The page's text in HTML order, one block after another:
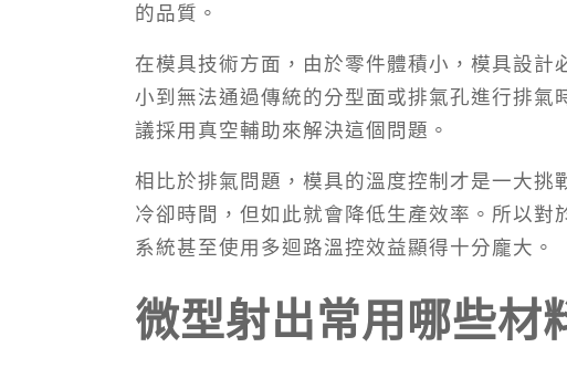
的品質。
在模具技術方面，由於零件體積小，模具設
小到無法通過傳統的分型面或排氣孔進行排
議採用真空輔助來解決這個問題。
相比於排氣問題，模具的溫度控制才是一大
冷卻時間，但如此就會降低生產效率。所以
系統甚至使用多迴路溫控效益顯得十分龐大。
微型射出常用哪些材